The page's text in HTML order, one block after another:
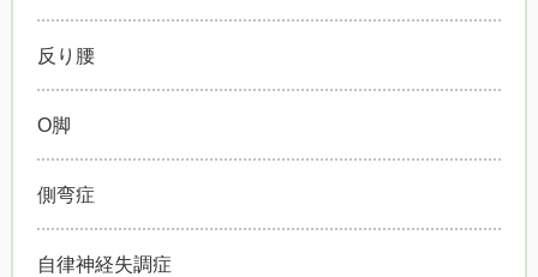
反り腰
O脚
側弯症
自律神経失調症